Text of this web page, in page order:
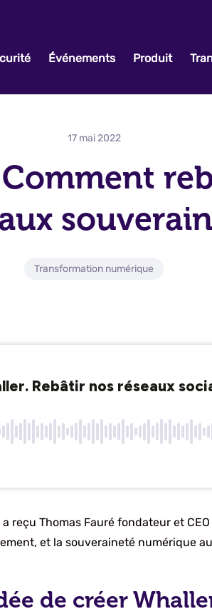
Événements Produit
17 mai 2022
Transformation numérique
reçu Thomas Fauré fondateur et
et la souveraineté numérique
de créer